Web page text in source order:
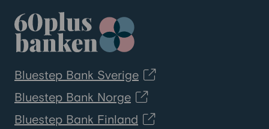
Bluestep Bank Sverige
Bluestep Bank Norge
Bluestep Bank Finland